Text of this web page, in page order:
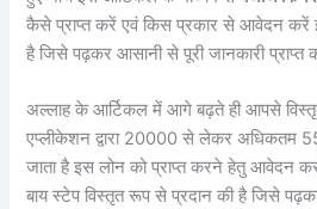
कैसे प्राप्त करें एवं किस प्रकार से आवेदन करें
है जिसे पढ़कर आसानी से पूरी जानकारी
अल्लाह के आर्टिकल में आगे बढ़ते ही आपसे
एप्लीकेशन द्वारा 20000 से लेकर अधिकतम
जाता है इस लोन को प्राप्त करने हेतु आवेदन
बाय स्टेप विस्तृत रूप से प्रदान की है जिसे